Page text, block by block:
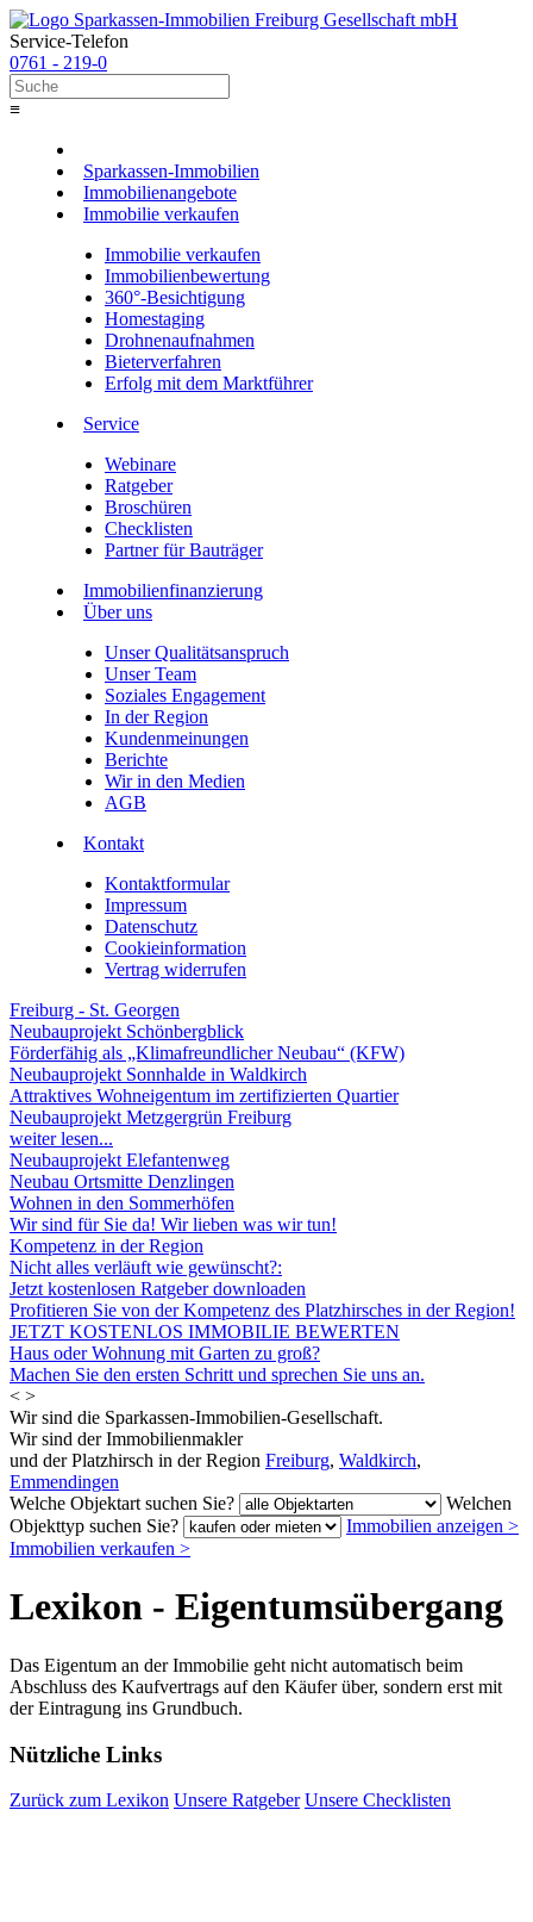
Service-Telefon
0761 - 219-0
≡
Sparkassen-Immobilien
Immobilienangebote
Immobilie verkaufen
Immobilie verkaufen
Immobilienbewertung
360°-Besichtigung
Homestaging
Drohnenaufnahmen
Bieterverfahren
Erfolg mit dem Marktführer
Service
Webinare
Ratgeber
Broschüren
Checklisten
Partner für Bauträger
Immobilienfinanzierung
Über uns
Unser Qualitätsanspruch
Unser Team
Soziales Engagement
In der Region
Kundenmeinungen
Berichte
Wir in den Medien
AGB
Kontakt
Kontaktformular
Impressum
Datenschutz
Cookieinformation
Vertrag widerrufen
Freiburg - St. Georgen
Neubauprojekt Schönbergblick
Förderfähig als „Klimafreundlicher Neubau“ (KFW)
Neubauprojekt Sonnhalde in Waldkirch
Attraktives Wohneigentum im zertifizierten Quartier
Neubauprojekt Metzgergrün Freiburg
weiter lesen...
Neubauprojekt Elefantenweg
Neubau Ortsmitte Denzlingen
Wohnen in den Sommerhöfen
Wir sind für Sie da! Wir lieben was wir tun!
Kompetenz in der Region
Nicht alles verläuft wie gewünscht?:
Jetzt kostenlosen Ratgeber downloaden
Profitieren Sie von der Kompetenz des Platzhirsches in der Region!
JETZT KOSTENLOS IMMOBILIE BEWERTEN
Haus oder Wohnung mit Garten zu groß?
Machen Sie den ersten Schritt und sprechen Sie uns an.
< >
Wir sind die Sparkassen-Immobilien-Gesellschaft.
Wir sind der Immobilienmakler
und der Platzhirsch in der Region Freiburg, Waldkirch,
Emmendingen
Welche Objektart suchen Sie?
Welchen
Objekttyp suchen Sie?
Immobilien anzeigen >
Immobilien verkaufen >
Lexikon - Eigentumsübergang
Das Eigentum an der Immobilie geht nicht automatisch beim
Abschluss des Kaufvertrags auf den Käufer über, sondern erst mit
der Eintragung ins Grundbuch.
Nützliche Links
Zurück zum Lexikon Unsere Ratgeber Unsere Checklisten